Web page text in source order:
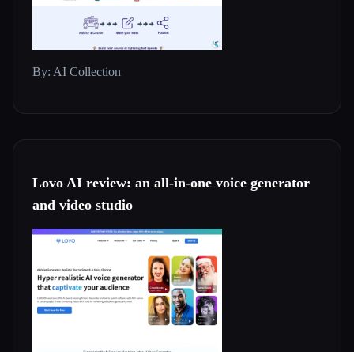
By: AI Collection
Lovo AI review: an all-in-one voice generator
and video studio